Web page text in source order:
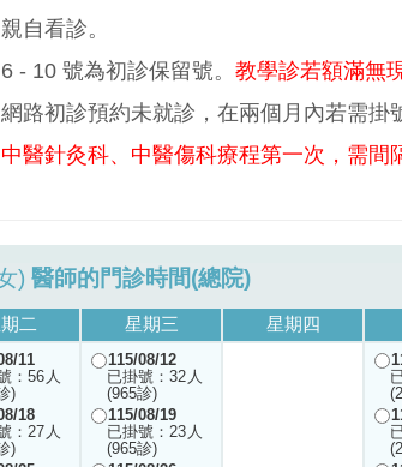
親自看診。
6 - 10 號為初診保留號。 教學診若額滿無
網路初診預約未就診，在兩個月內若需掛
中醫針灸科、中醫傷科療程第一次，需間